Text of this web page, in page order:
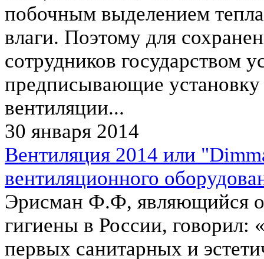
побочным выделением
влаги. Поэтому для
сотрудников государством
предписывающие
вентиляции...
30 января 2014
Вентиляция 2014 или
вентиляционного
Эрисман Ф.Ф, являющийся
гигиены в России, говорил:
первых санитарных и